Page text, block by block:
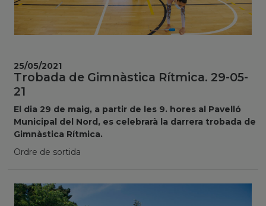
Trobada de Gimnàstica Rítmica. 29-05-
21
El dia 29 de maig, a partir de les 9. hores al Pavelló
Municipal del Nord, es celebrarà la darrera trobada de
Gimnàstica Rítmica.
Ordre de sortida
25/05/2021